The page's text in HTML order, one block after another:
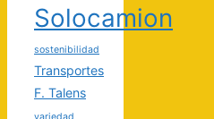
Solocamion
sostenibilidad
Transportes
F. Talens